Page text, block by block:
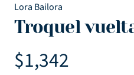
Lora Bailora
Troquel
$1,342